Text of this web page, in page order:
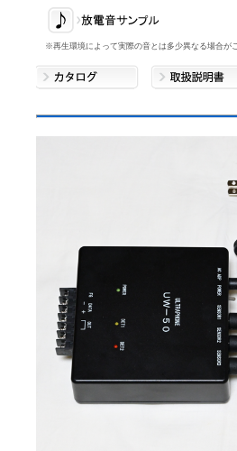
※再生環境によって実際の音とは多少異なる場合が